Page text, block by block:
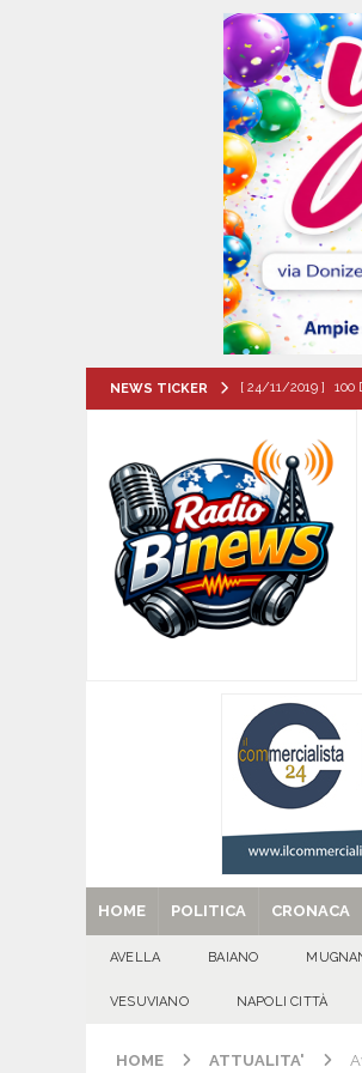
NEWS TICKER [ 24/11/2019 ] 100
[ 09/08/2026 ]
[ 09/08/2026 ]
CASERTANA
[ 09/08/2026 ]
ATTUALITA'
[ 09/08/2026 ]
[ 29/08/2025 ]
HOME POLITICA CRONACA
AVELLA BAIANO
VESUVIANO NAPOLI CITTÀ
HOME ATTUALITA'